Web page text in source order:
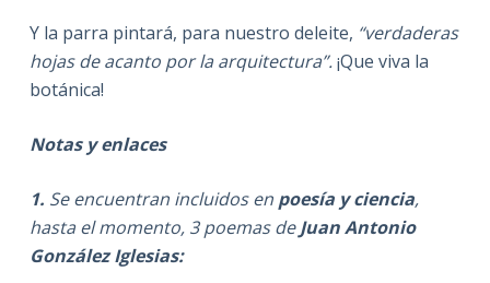
Y la parra pintará, para nuestro deleite, “verdaderas
hojas de acanto por la arquitectura”.¡Que viva la
botánica!
Notas y enlaces
1. Se encuentran incluidos en poesía y ciencia,
hasta el momento, 3 poemas deJuan Antonio
González Iglesias: